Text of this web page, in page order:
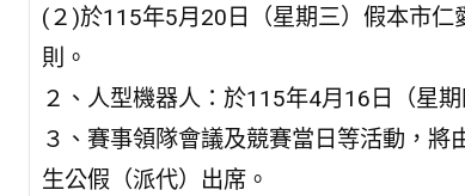
(２)於115年5月20日（星期三）假本市
則。
２、人型機器人：於115年4月16日（星
３、賽事領隊會議及競賽當日等活動，
生公假（派代）出席。